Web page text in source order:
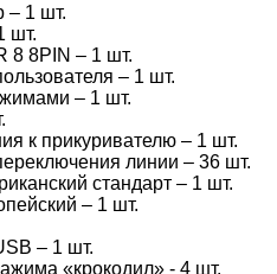
– 1 шт.
шт.
8 8PIN – 1 шт.
– 1 шт.
– 1 шт.
к прикуривателю – 1 шт.
линии – 36 шт.
стандарт – 1 шт.
– 1 шт.
– 1 шт.
«крокодил» - 4 шт.